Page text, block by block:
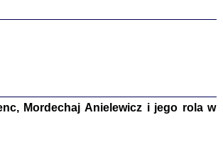
Warszawa 2017
Mordechaj Anielewicz i jego rola w